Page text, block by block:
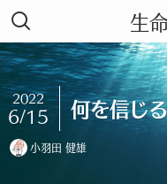
生
何を信じ
2022
6/15
小羽田 健雄